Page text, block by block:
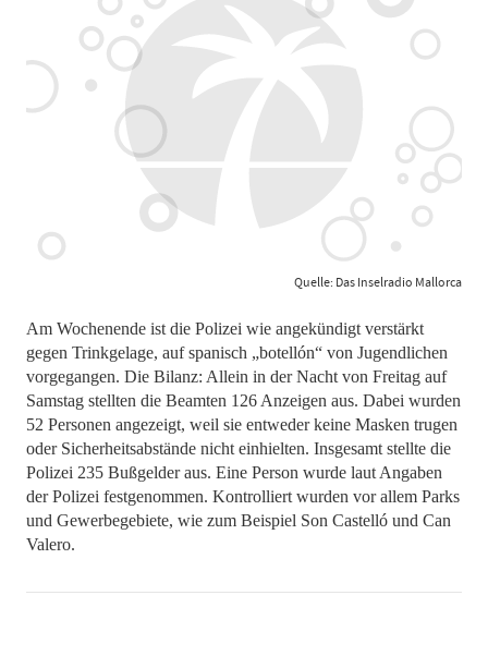
Quelle: Das Inselradio Mallorca
Am Wochenende ist die Polizei wie angekündigt verstärkt
gegen Trinkgelage, auf spanisch „botellón“ von Jugendlichen
vorgegangen. Die Bilanz: Allein in der Nacht von Freitag auf
Samstag stellten die Beamten 126 Anzeigen aus. Dabei wurden
52 Personen angezeigt, weil sie entweder keine Masken trugen
oder Sicherheitsabstände nicht einhielten. Insgesamt stellte die
Polizei 235 Bußgelder aus. Eine Person wurde laut Angaben
der Polizei festgenommen. Kontrolliert wurden vor allem Parks
und Gewerbegebiete, wie zum Beispiel Son Castelló und Can
Valero.